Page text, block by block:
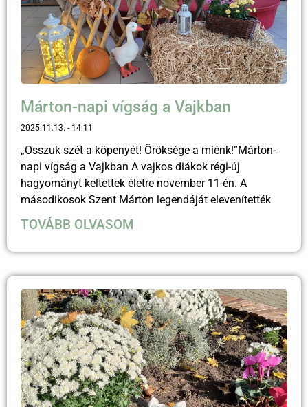
Márton-napi vígság a Vajkban
2025.11.13. 14:11
„Osszuk szét a köpenyét! Öröksége a miénk!”Márton-
napi vígság a Vajkban A vajkos diákok régi-új
hagyományt keltettek életre november 11-én. A
másodikosok Szent Márton legendáját elevenítették
TOVÁBB OLVASOM